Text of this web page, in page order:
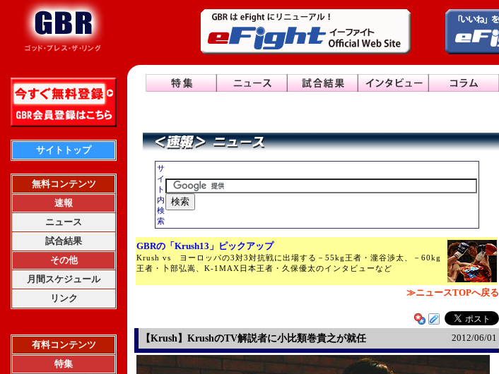
サイトトップ
無料コンテンツ
速報
ニュース
試合結果
その他
月間スケジュール
リンク
有料コンテンツ
特集
サ
イ
ト
内
検
索
GBRの「Krush13」ピックアップ
Krush vs ヨーロッパの3対3対抗戦に出場する－55kg王者・瀧谷渉太、－60kg
王者・卜部弘嵩、K-1MAX日本王者・久保優太のインタビューなど
≫ニュースTOPへ戻る
【Krush】KrushのTV解説者に小比類巻貴之が就任 2012/06/01